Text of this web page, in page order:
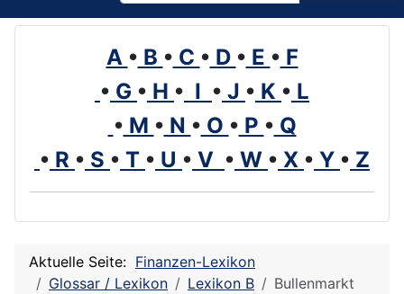
A • B • C • D • E • F
• G • H • I • J • K • L
• M • N • O • P • Q
• R • S • T • U • V • W • X • Y • Z
Aktuelle Seite: Finanzen-Lexikon
Glossar / Lexikon
Lexikon B Bullenmarkt